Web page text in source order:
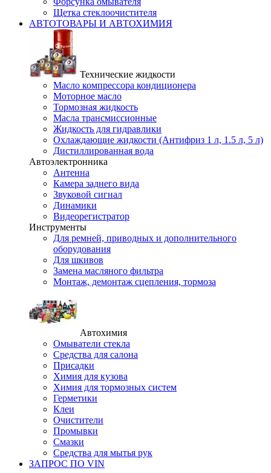
Щетка стеклоочистителя
АВТОТОВАРЫ И АВТОХИМИЯ
Технические жидкости
Масло компрессора кондиционера
Моторное масло
Тормозная жидкость
Масла трансмиссионные
Жидкость для гидравлики
Охлаждающие жидкости (Антифриз 1 л, 1.5 л, 5 л)
Дистиллированная вода
Автоэлектронника
Антенна
Камера заднего вида
Звуковой сигнал
Динамики
Видеорегистратор
Инструменты
Для ремней, приводных и дополнительного
оборудования
Для шкивов
Замена масляного фильтра
Монтаж, демонтаж сцепления, тормоза
Автохимия
Омыватели стекла
Средства для салона
Присадки
Химия для кузова
Химия для тормозных систем
Герметики
Клеи
Очистители
Промывки
Смазки
Средства для мытья рук
ЗАПРОС ПО VIN